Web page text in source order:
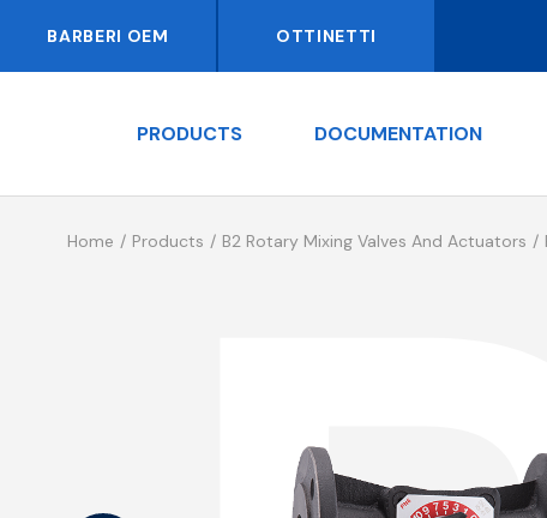
BARBERI OEM OTTINETTI
PRODUCTS DOCUMENTATION
Home Products B2 Rotary Mixing Valves And Actuators